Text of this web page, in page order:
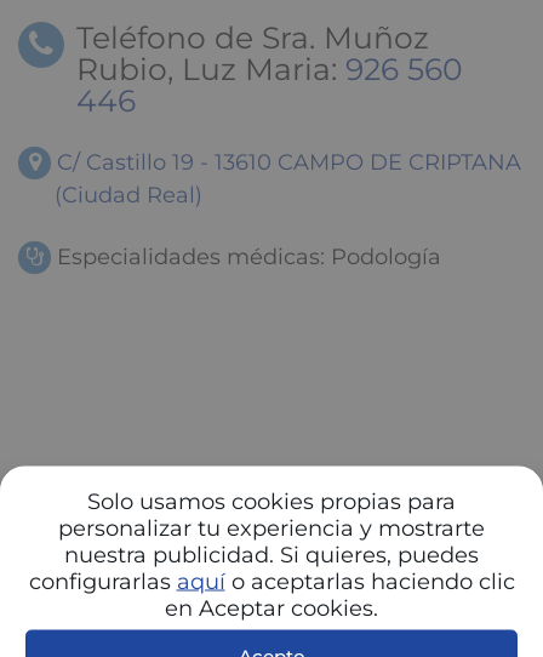
Solo usamos cookies propias para
personalizar tu experiencia y mostrarte
nuestra publicidad. Si quieres, puedes
configurarlas aquío aceptarlas haciendo clic
en Aceptar cookies.
Teléfono de Sra. Muñoz
Rubio, Luz Maria: 926 560
446
C/ Castillo 19 - 13610 CAMPO DE CRIPTANA
(Ciudad Real)
Especialidades médicas: Podología